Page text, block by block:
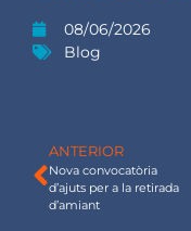
08/06/2026
Blog
ANTERIOR
Nova convocatòria
d’ajuts per a la retirada
d’amiant